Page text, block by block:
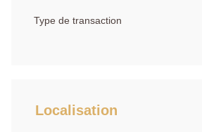
Type de transaction
Localisation